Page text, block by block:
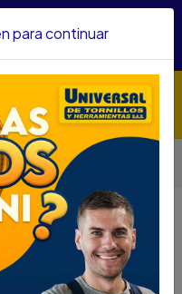
por compras
Medición Manuales
36" STHT42075-LA
36"
para continuar